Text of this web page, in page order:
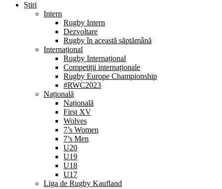
Știri
Intern
Rugby Intern
Dezvoltare
Rugby în această săptămână
Internațional
Rugby Internațional
Competiții internaționale
Rugby Europe Championship
#RWC2023
Națională
Națională
First XV
Wolves
7’s Women
7’s Men
U20
U19
U18
U17
Liga de Rugby Kaufland